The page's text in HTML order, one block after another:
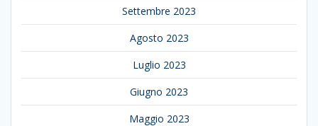
Settembre 2023
Agosto 2023
Luglio 2023
Giugno 2023
Maggio 2023